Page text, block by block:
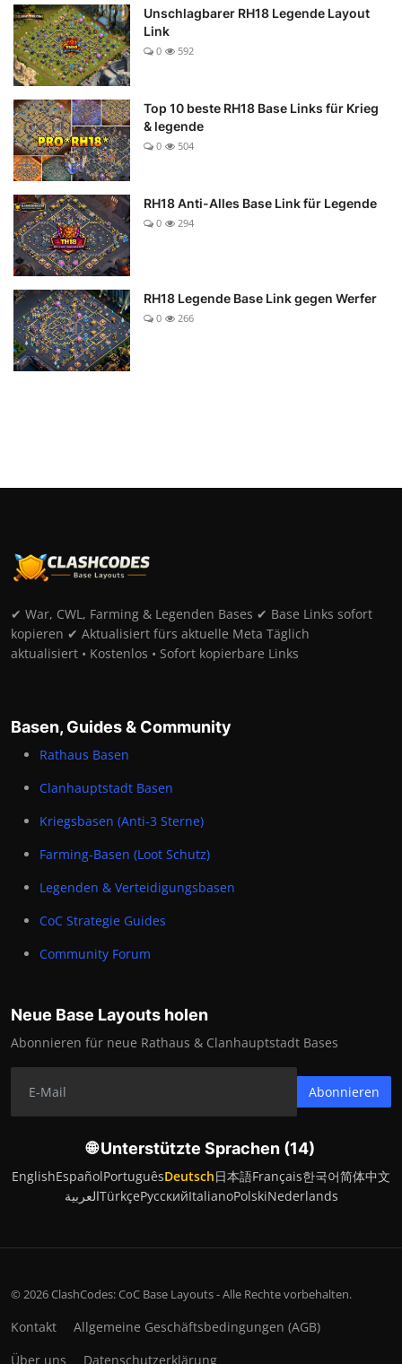
Unschlagbarer RH18 Legende Layout
Link
0 592
Top 10 beste RH18 Base Links für Krieg
& legende
0 504
RH18 Anti-Alles Base Link für Legende
0 294
RH18 Legende Base Link gegen Werfer
0 266
✔ War, CWL, Farming & Legenden Bases ✔ Base Links sofort
kopieren ✔ Aktualisiert fürs aktuelle Meta Täglich
aktualisiert • Kostenlos • Sofort kopierbare Links
Basen, Guides & Community
Rathaus Basen
Clanhauptstadt Basen
Kriegsbasen (Anti-3 Sterne)
Farming-Basen (Loot Schutz)
Legenden & Verteidigungsbasen
CoC Strategie Guides
Community Forum
Neue Base Layouts holen
Abonnieren für neue Rathaus & Clanhauptstadt Bases
Abonnieren
🌐 Unterstützte Sprachen (14)
EnglishEspañolPortuguêsDeutsch日本語Français한국어简体中文
العربيةTürkçeРусскийItalianoPolskiNederlands
© 2026 ClashCodes: CoC Base Layouts - Alle Rechte vorbehalten.
Kontakt
Allgemeine Geschäftsbedingungen (AGB)
Über uns
Datenschutzerklärung